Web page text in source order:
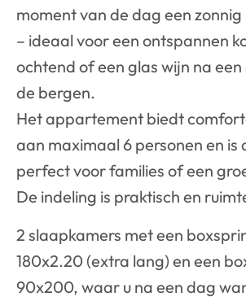
moment van de dag een
– ideaal voor een ontspannen
ochtend of een glas wijn na
de bergen.
Het appartement biedt
aan maximaal 6 personen en is
perfect voor families of een
De indeling is praktisch en
2 slaapkamers met een
180x2.20 (extra lang) en een
90x200, waar u na een dag